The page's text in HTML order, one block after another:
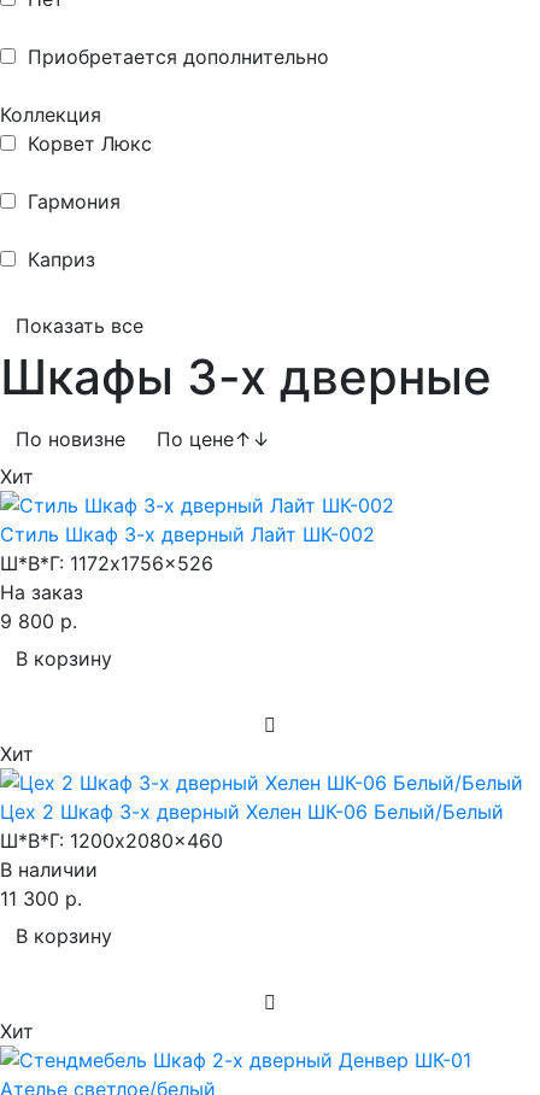
Приобретается дополнительно
Коллекция
Корвет Люкс
Гармония
Каприз
Показать все
Шкафы 3-х дверные
По новизне По цене↑ ↓
Хит
Стиль Шкаф 3-х дверный Лайт ШК-002
Ш*В*Г: 1172x1756x526
На заказ
9 800 р.
В корзину
Хит
Цех 2 Шкаф 3-х дверный Хелен ШК-06 Белый/Белый
Ш*В*Г: 1200x2080x460
В наличии
11 300 р.
В корзину
Хит